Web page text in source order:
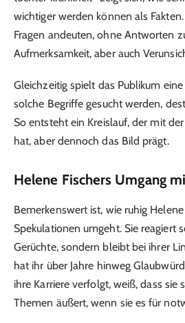
wichtiger werden können als
Fragen andeuten, ohne Antworten
Aufmerksamkeit, aber auch
Gleichzeitig spielt das Publikum eine
solche Begriffe gesucht werden,
So entsteht ein Kreislauf, der mit
hat, aber dennoch das Bild prägt.
Helene Fischers Umgang
Bemerkenswert ist, wie ruhig
Spekulationen umgeht. Sie reagiert
Gerüchte, sondern bleibt bei ihrer
hat ihr über Jahre hinweg
ihre Karriere verfolgt, weiß, dass sie
Themen äußert, wenn sie es für